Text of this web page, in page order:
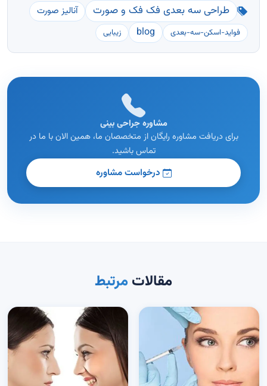
طراحی سه بعدی فک فک و صورت آنالیز صورت
فواید-اسکن-سه-بعدی blog زیبایی
مشاوره جراحی بینی
برای دریافت مشاوره رایگان از متخصصان ما، همین الان با ما در
تماس باشید.
درخواست مشاوره
مقالاتمرتبط